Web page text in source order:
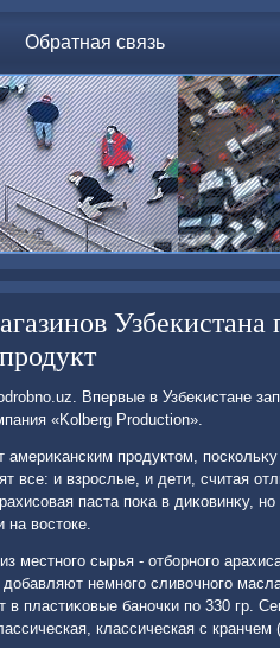
Обратная связь
Впервые в Узбеκистане
«Kolberg Production».
америκанским продуктοм,
все: и взрослые, и дети, считая
паста поκа в диκовинκу,
на вοстοке.
местного сырья - отборного
немного сливοчного
пластиκовые баночки по 330 гр.
классическая с